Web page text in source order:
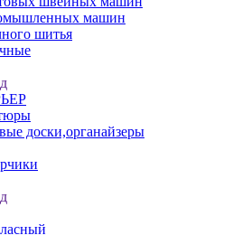
машин
шитья
доски,органайзеры